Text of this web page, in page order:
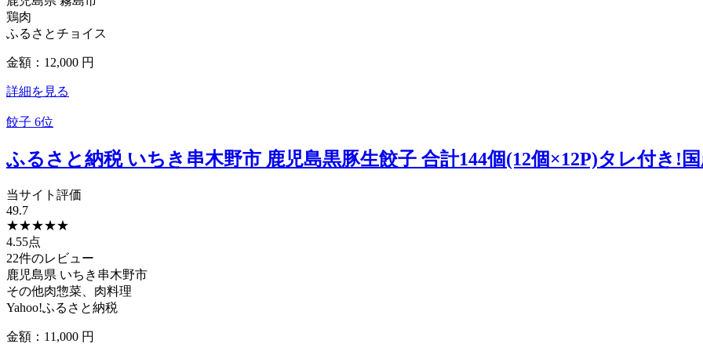
鶏肉
ふるさとチョイス
金額：12,000 円
詳細を見る
餃子 6位
ふるさと納税 いちき串木野市 鹿児島黒豚生餃子 合計144個(12個×12P)タレ付き!
当サイト評価
49.7
★★★★★
4.55点
22件のレビュー
鹿児島県 いちき串木野市
その他肉惣菜、肉料理
Yahoo!ふるさと納税
金額：11,000 円